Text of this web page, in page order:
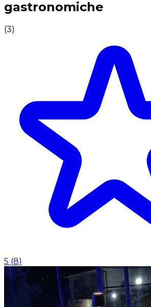
gastronomiche
(3)
5 (8)